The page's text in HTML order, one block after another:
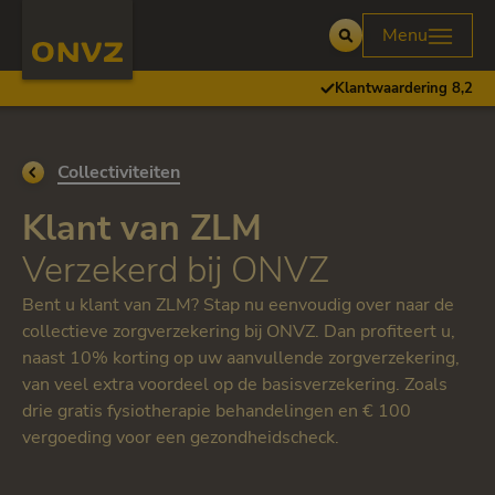
Open
Menu
Klantwaardering 8,2
Ga terug naar
Collectiviteiten
Klant van ZLM
Verzekerd bij ONVZ
Bent u klant van ZLM? Stap nu eenvoudig over naar de
collectieve zorgverzekering bij ONVZ. Dan profiteert u,
naast 10% korting op uw aanvullende zorgverzekering,
van veel extra voordeel op de basisverzekering. Zoals
drie gratis fysiotherapie behandelingen en € 100
vergoeding voor een gezondheidscheck.